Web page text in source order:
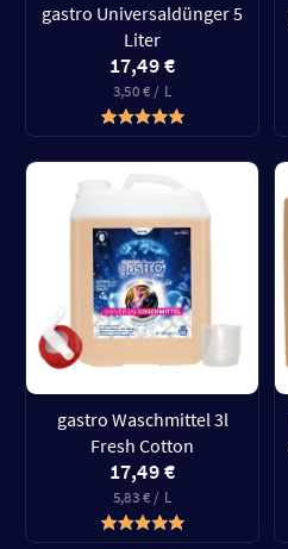
gastro Universaldünger 5
Liter
17,49 €
3,50 € / L
gastro Waschmittel 3l
Fresh Cotton
17,49 €
5,83 € / L